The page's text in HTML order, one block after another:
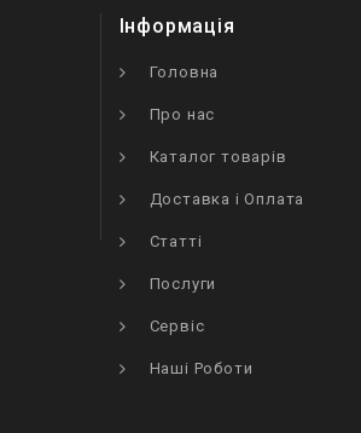
Інформація
Головна
Про нас
Каталог товарів
Доставка і Оплата
Статті
Послуги
Сервіс
Наші Роботи